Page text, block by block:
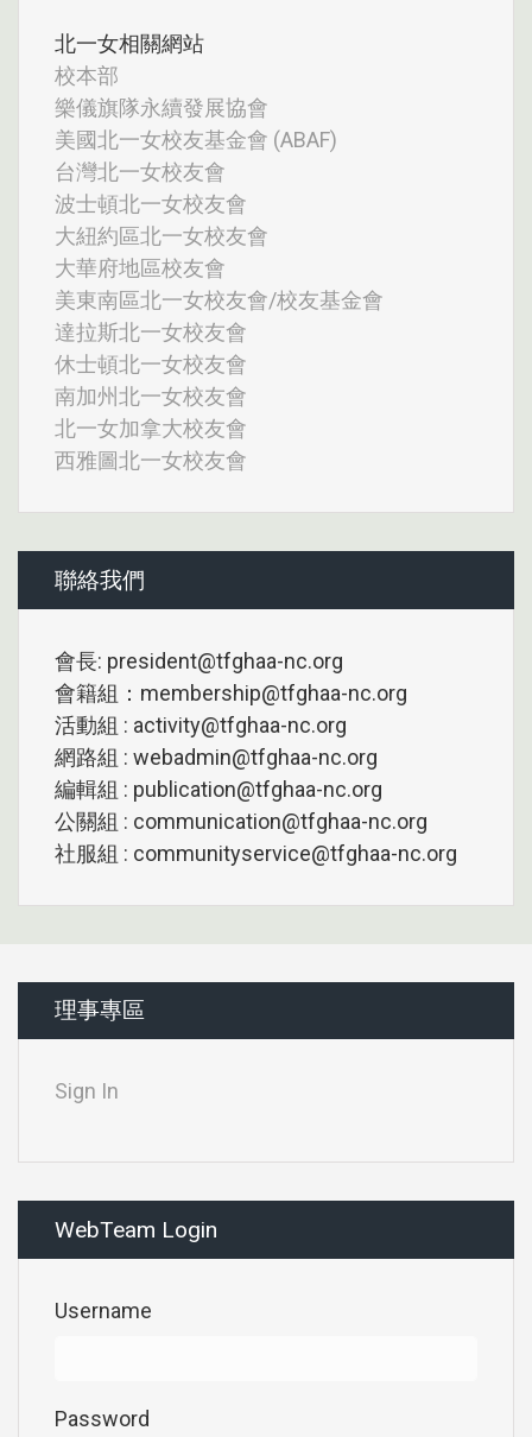
北一女相關網站
校本部
樂儀旗隊永續發展協會
美國北一女校友基金會 (ABAF)
台灣北一女校友會
波士頓北一女校友會
大紐約區北一女校友會
大華府地區校友會
美東南區北一女校友會/校友基金會
達拉斯北一女校友會
休士頓北一女校友會
南加州北一女校友會
北一女加拿大校友會
西雅圖北一女校友會
聯絡我們
會長: president@tfghaa-nc.org
會籍組：membership@tfghaa-nc.org
活動組 : activity@tfghaa-nc.org
網路組 : webadmin@tfghaa-nc.org
編輯組 : publication@tfghaa-nc.org
公關組 : communication@tfghaa-nc.org
社服組 : communityservice@tfghaa-nc.org
理事專區
Sign In
WebTeam Login
Username
Password